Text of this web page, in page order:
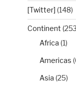
[Twitter] (148)
Continent
Africa (1)
Americas
Asia (25)